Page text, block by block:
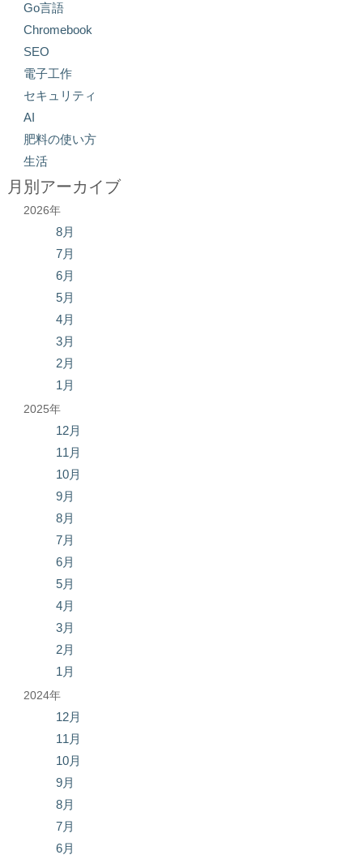
Go言語
Chromebook
SEO
電子工作
セキュリティ
AI
肥料の使い方
生活
月別アーカイブ
2026年
8月
7月
6月
5月
4月
3月
2月
1月
2025年
12月
11月
10月
9月
8月
7月
6月
5月
4月
3月
2月
1月
2024年
12月
11月
10月
9月
8月
7月
6月